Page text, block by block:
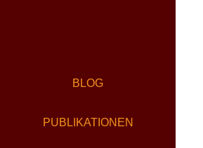
BLOG
PUBLIKATIONEN